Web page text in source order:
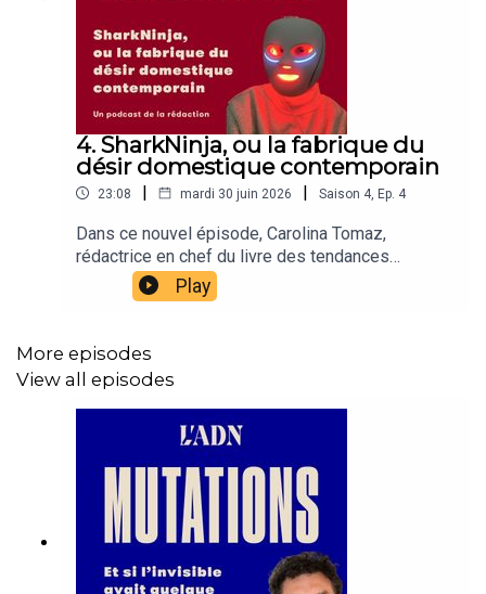
4. SharkNinja, ou la fabrique du
désir domestique contemporain
23:08 | mardi 30 juin 2026 | Saison 4, Ep. 4
Dans ce nouvel épisode, Carolina Tomaz,
rédactrice en chef du livre des tendances
business, décrypte la formule Shark Ninja : un
empire à 6 milliards de dollars qui a compris
si elle ne résout pas une friction concrète du
quotidien et surtout si elle ne permet pas de faire
une bonne vidéo derrière.
Play
More episodes
View all episodes